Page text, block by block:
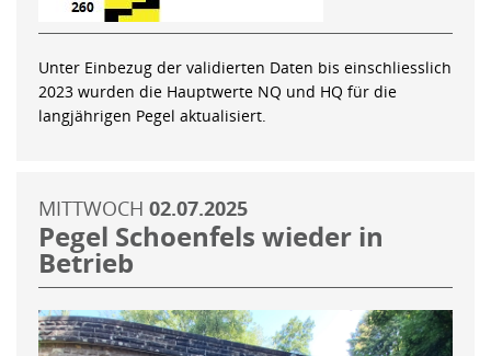
Unter Einbezug der validierten Daten bis einschliesslich
2023 wurden die Hauptwerte NQ und HQ für die
langjährigen Pegel aktualisiert.
MITTWOCH 02.07.2025
Pegel Schoenfels wieder in
Betrieb